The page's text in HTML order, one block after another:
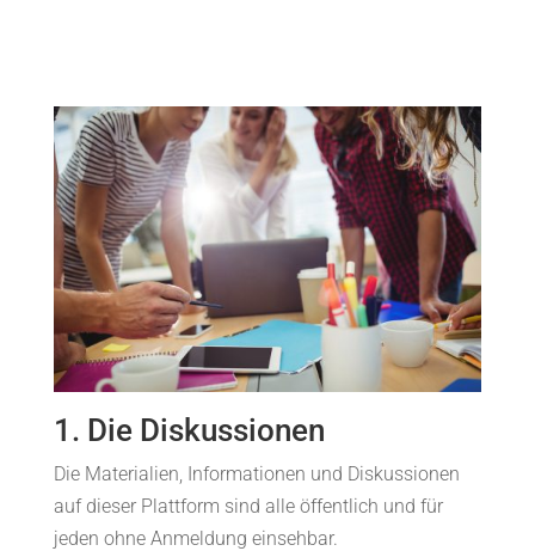
1. Die Diskussionen
Die Materialien, Informationen und Diskussionen
auf dieser Plattform sind alle öffentlich und für
jeden ohne Anmeldung einsehbar.